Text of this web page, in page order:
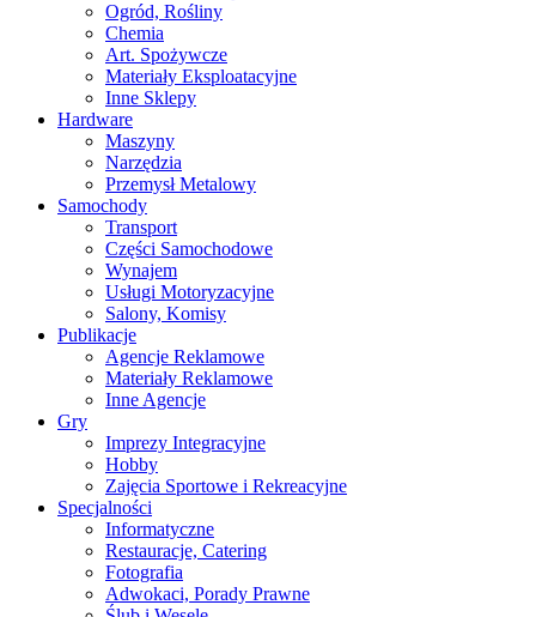
Ogród, Rośliny
Chemia
Art. Spożywcze
Materiały Eksploatacyjne
Inne Sklepy
Hardware
Maszyny
Narzędzia
Przemysł Metalowy
Samochody
Transport
Części Samochodowe
Wynajem
Usługi Motoryzacyjne
Salony, Komisy
Publikacje
Agencje Reklamowe
Materiały Reklamowe
Inne Agencje
Gry
Imprezy Integracyjne
Hobby
Zajęcia Sportowe i Rekreacyjne
Specjalności
Informatyczne
Restauracje, Catering
Fotografia
Adwokaci, Porady Prawne